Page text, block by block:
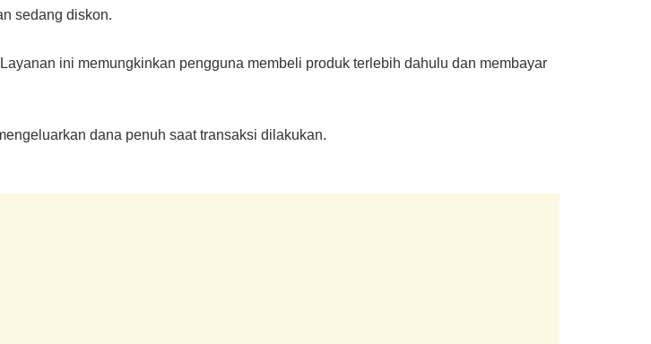
sedang diskon.
ini memungkinkan pengguna membeli produk terlebih dahulu dan membayar
dana penuh saat transaksi dilakukan.